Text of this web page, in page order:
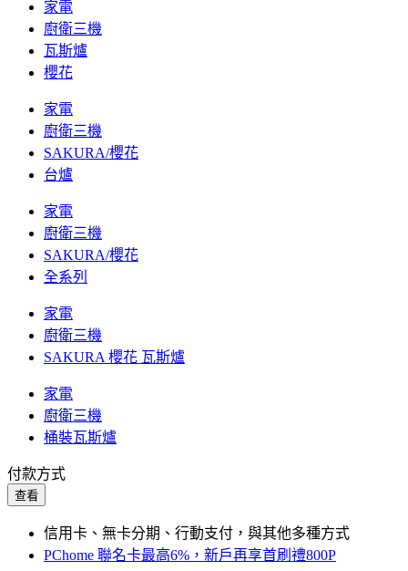
家電
廚衛三機
瓦斯爐
櫻花
家電
廚衛三機
SAKURA/櫻花
台爐
家電
廚衛三機
SAKURA/櫻花
全系列
家電
廚衛三機
SAKURA 櫻花 瓦斯爐
家電
廚衛三機
桶裝瓦斯爐
付款方式
查看
信用卡、無卡分期、行動支付，與其他多種方式
PChome 聯名卡最高6%，新戶再享首刷禮800P